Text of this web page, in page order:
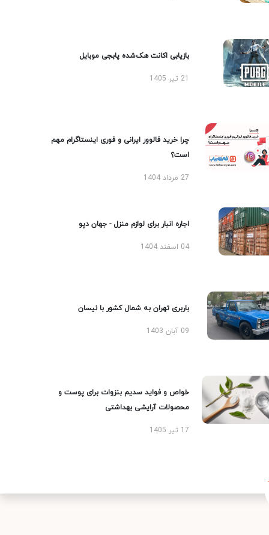
بازیابی اکانت هک‌شده پابجی موبایل
چرا خرید فالوور ایرانی و فوری اینستاگرام مهم
است؟
27 مرداد 1404
اجاره انبار برای لوازم منزل - جهان دپو
04 اسفند 1404
باربری تهران به شمال کشور با نیسان
09 آبان 1403
خواص و فواید سدیم بنزوات برای پوست و
محصولات آرایشی بهداشتی
17 تیر 1405